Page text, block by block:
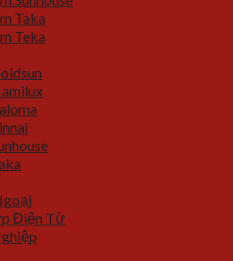
Taka
Teka
Điện Từ